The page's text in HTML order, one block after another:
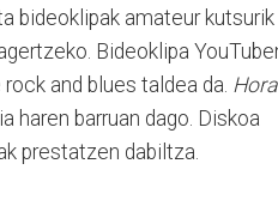
bideoklipak amateur kutsurik
Bideoklipa
and blues taldea da. Hora
haren barruan dago. Diskoa
prestatzen dabiltza.